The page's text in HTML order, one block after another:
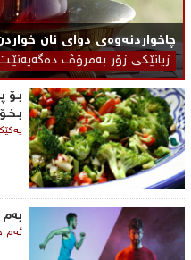
چاخواردنەوەی دوای نان
زیانێكی زۆر به‌مرۆڤ
بـۆ
ئه‌م